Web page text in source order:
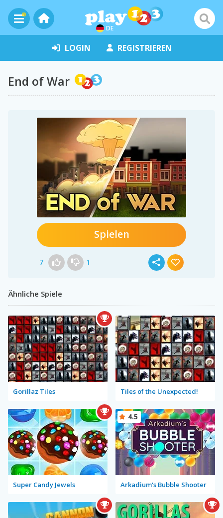
DE
LOGIN REGISTRIEREN
End of War
Spielen
7 1
Ähnliche Spiele
Gorillaz Tiles Tiles of the Unexpected!
Super Candy Jewels Arkadium's Bubble Shooter
4.5